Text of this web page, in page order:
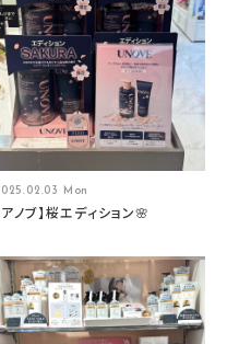
Mon
アノブ】桜エディション🌸